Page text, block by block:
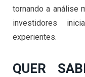
tornando a análise
investidores
experientes.
QUER